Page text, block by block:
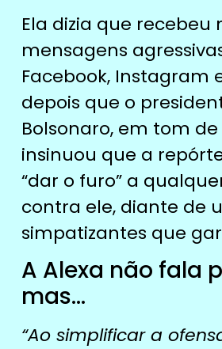
Ela dizia que recebeu
mensagens
Facebook, Instagram
depois que o
Bolsonaro, em tom
insinuou que a
“dar o furo” a
contra ele, diante de
simpatizantes que
A Alexa não fala
mas…
“Ao simplificar a